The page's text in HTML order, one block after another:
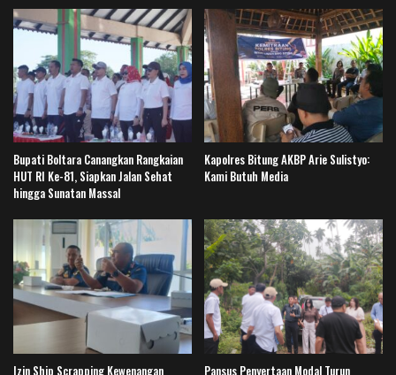
Bupati Boltara Canangkan Rangkaian
HUT RI Ke-81, Siapkan Jalan Sehat
hingga Sunatan Massal
Kapolres Bitung AKBP Arie Sulistyo:
Kami Butuh Media
Izin Ship Scrapping Kewenangan
Pansus Penyertaan Modal Turun